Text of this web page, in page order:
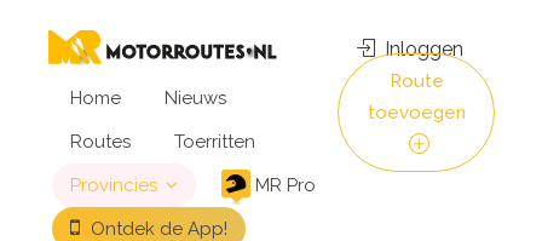
Home
Nieuws
Routes
Toerritten
Provincies
MR Pro
Ontdek de App!
Inloggen
Route
toevoegen